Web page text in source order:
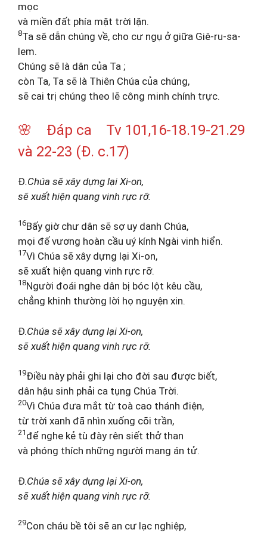
mọc
và miền đất phía mặt trời lặn.
8Ta sẽ dẫn chúng về, cho cư ngụ ở giữa Giê-ru-sa-
lem.
Chúng sẽ là dân của Ta ;
còn Ta, Ta sẽ là Thiên Chúa của chúng,
sẽ cai trị chúng theo lẽ công minh chính trực.
🌸 Đáp ca Tv 101,16-18.19-21.29
và 22-23 (Đ. c.17)
Đ.Chúa sẽ xây dựng lại Xi-on,
sẽ xuất hiện quang vinh rực rỡ.
16Bấy giờ chư dân sẽ sợ uy danh Chúa,
mọi đế vương hoàn cầu uý kính Ngài vinh hiển.
17Vì Chúa sẽ xây dựng lại Xi-on,
sẽ xuất hiện quang vinh rực rỡ.
18Người đoái nghe dân bị bóc lột kêu cầu,
chẳng khinh thường lời họ nguyện xin.
Đ.Chúa sẽ xây dựng lại Xi-on,
sẽ xuất hiện quang vinh rực rỡ.
19Điều này phải ghi lại cho đời sau được biết,
dân hậu sinh phải ca tụng Chúa Trời.
20Vì Chúa đưa mắt từ toà cao thánh điện,
từ trời xanh đã nhìn xuống cõi trần,
21 để nghe kẻ tù đày rên siết thở than
và phóng thích những người mang án tử.
Đ.Chúa sẽ xây dựng lại Xi-on,
sẽ xuất hiện quang vinh rực rỡ.
29Con cháu bề tôi sẽ an cư lạc nghiệp,